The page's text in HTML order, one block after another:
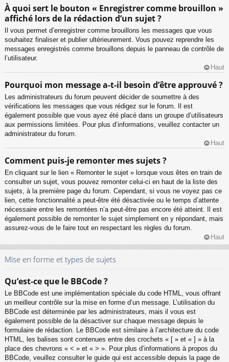
À quoi sert le bouton « Enregistrer comme brouillon »
affiché lors de la rédaction d’un sujet ?
Il vous permet d’enregistrer comme brouillons les messages que vous
souhaitez finaliser et publier ultérieurement. Vous pouvez reprendre les
messages enregistrés comme brouillons depuis le panneau de contrôle de
l’utilisateur.
Haut
Pourquoi mon message a-t-il besoin d’être approuvé ?
Les administrateurs du forum peuvent décider de soumettre à des
vérifications les messages que vous rédigez sur le forum. Il est
également possible que vous ayez été placé dans un groupe d’utilisateurs
aux permissions limitées. Pour plus d’informations, veuillez contacter un
administrateur du forum.
Haut
Comment puis-je remonter mes sujets ?
En cliquant sur le lien « Remonter le sujet » lorsque vous êtes en train de
consulter un sujet, vous pouvez remonter celui-ci en haut de la liste des
sujets, à la première page du forum. Cependant, si vous ne voyez pas ce
lien, cette fonctionnalité a peut-être été désactivée ou le temps d’attente
nécessaire entre les remontées n’a peut-être pas encore été atteint. Il est
également possible de remonter le sujet simplement en y répondant, mais
assurez-vous de le faire tout en respectant les règles du forum.
Haut
Mise en forme et types de sujets
Qu’est-ce que le BBCode ?
Le BBCode est une implémentation spéciale du code HTML, vous offrant
un meilleur contrôle sur la mise en forme d’un message. L’utilisation du
BBCode est déterminée par les administrateurs, mais il vous est
également possible de la désactiver sur chaque message depuis le
formulaire de rédaction. Le BBCode est similaire à l’architecture du code
HTML, les balises sont contenues entre des crochets « [ » et « ] » à la
place des chevrons « < » et « > ». Pour plus d’informations à propos du
BBCode, veuillez consulter le guide qui est accessible depuis la page de